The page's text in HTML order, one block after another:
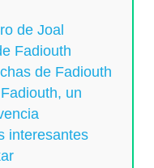
de Joal
Fadiouth
de Fadiouth
un
interesantes